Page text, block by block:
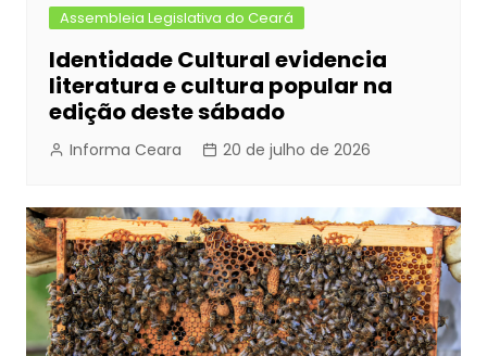
Assembleia Legislativa do Ceará
Identidade Cultural evidencia
literatura e cultura popular na
edição deste sábado
Informa Ceara 20 de julho de 2026